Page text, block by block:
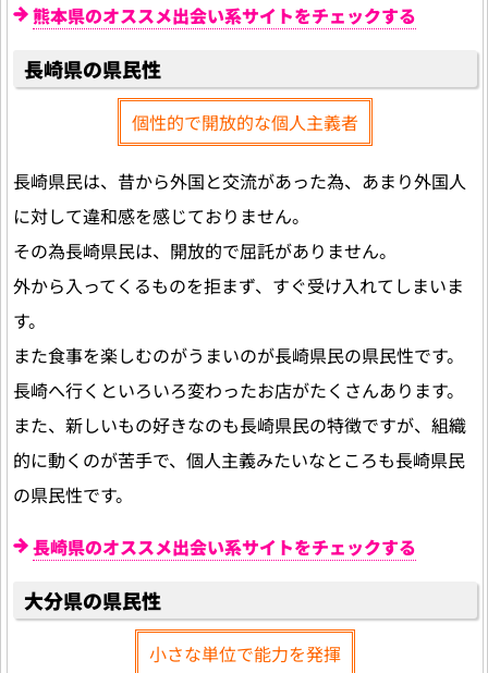
熊本県のオススメ出会い系サイトをチェックする
長崎県の県民性
個性的で開放的な個人主義者
長崎県民は、昔から外国と交流があった為、あまり外国人
に対して違和感を感じておりません。
その為長崎県民は、開放的で屈託がありません。
外から入ってくるものを拒まず、すぐ受け入れてしまいま
す。
また食事を楽しむのがうまいのが長崎県民の県民性です。
長崎へ行くといろいろ変わったお店がたくさんあります。
また、新しいもの好きなのも長崎県民の特徴ですが、組織
的に動くのが苦手で、個人主義みたいなところも長崎県民
の県民性です。
長崎県のオススメ出会い系サイトをチェックする
大分県の県民性
小さな単位で能力を発揮